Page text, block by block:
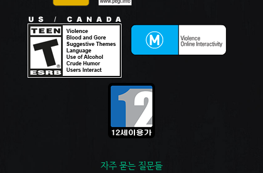
자주 묻는 질문들